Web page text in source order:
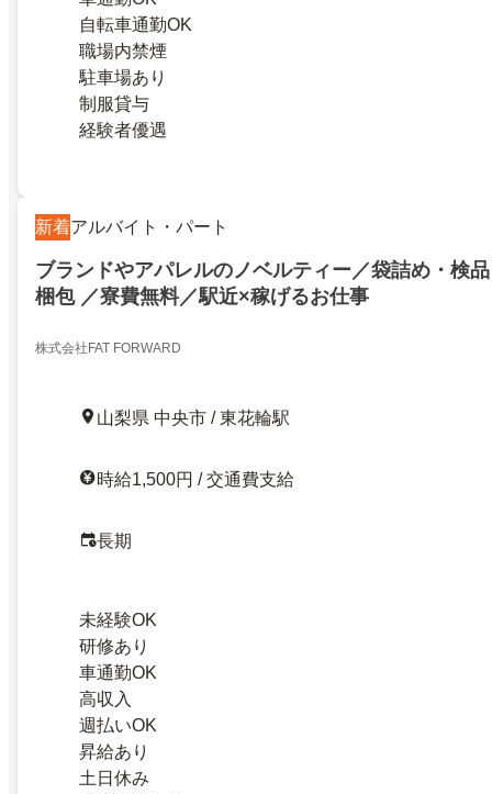
自転車通勤OK
職場内禁煙
駐車場あり
制服貸与
経験者優遇
新着アルバイト・パート
ブランドやアパレルのノベルティー／袋詰め・検
梱包 ／寮費無料／駅近×稼げるお仕事
株式会社FAT FORWARD
山梨県 中央市 / 東花輪駅
時給1,500円 / 交通費支給
長期
未経験OK
研修あり
車通勤OK
高収入
週払いOK
昇給あり
土日休み